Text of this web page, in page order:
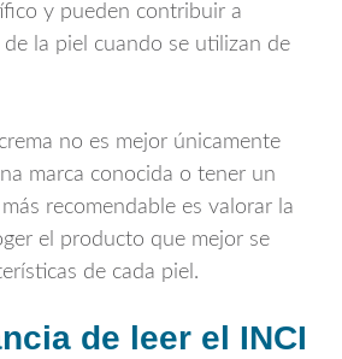
y pueden contribuir a
la piel cuando se utilizan de
no es mejor únicamente
marca conocida o tener un
recomendable es valorar la
el producto que mejor se
de cada piel.
de leer el INCI